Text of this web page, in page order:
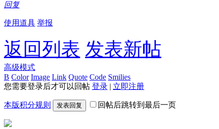
回复
使用道具 举报
返回列表 发表新帖
高级模式
B Color Image Link Quote Code Smilies
您需要登录后才可以回帖 登录 | 立即注册
本版积分规则 发表回复 回帖后跳转到最后一页